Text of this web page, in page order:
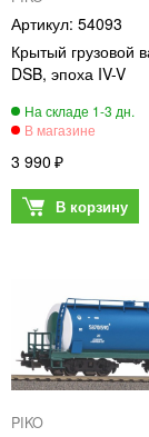
54093
Крытый грузовой
DSB, эпоха IV-V
3 990
PIKO